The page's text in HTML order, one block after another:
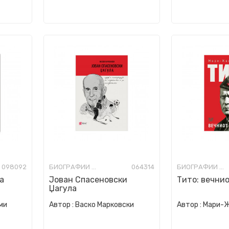
098092 БИОГРАФИИ И МЕМОАРИ 064314
Јован Спасеновски
Џагула
Автор : Васко Марковски
БИОГРАФИИ И МЕМОАРИ
Тито:
Автор : Мари-